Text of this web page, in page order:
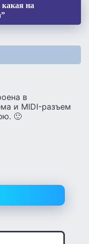
на
в
и MIDI-разъем
🙂